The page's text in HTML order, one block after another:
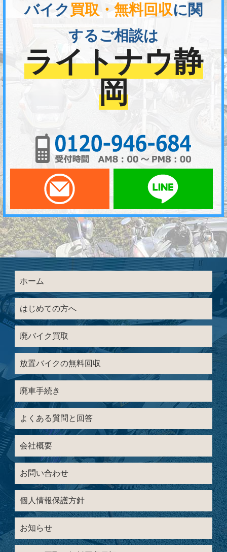
バイク 買取・無料回収に関
するご相談は
ライトナウ静
岡
メールでお問い合わせ
ホーム
はじめての方へ
廃バイク買取
放置バイクの無料回収
廃車手続き
よくある質問と回答
会社概要
お問い合わせ
個人情報保護方針
お知らせ